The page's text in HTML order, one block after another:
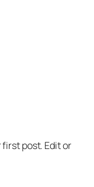
first post. Edit or